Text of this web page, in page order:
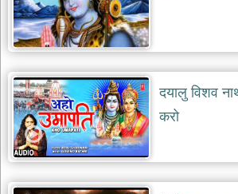
देश
भक्ति
patriotic
bhajans
खाटू
श्याम
भजन
khatu
bhajans
दयालु विशव
करो